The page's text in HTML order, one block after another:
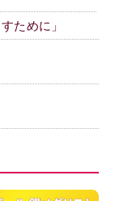
ために」